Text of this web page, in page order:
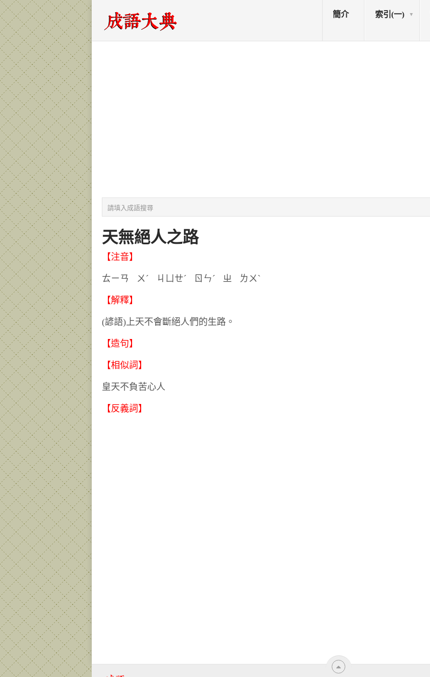
簡介 索引(一)
天無絕人之路
【注音】
ㄊㄧㄢ ㄨˊ ㄐㄩㄝˊ ㄖㄣˊ ㄓ ㄌㄨˋ
【解釋】
(諺語)上天不會斷絕人們的生路。
【造句】
【相似詞】
皇天不負苦心人
【反義詞】